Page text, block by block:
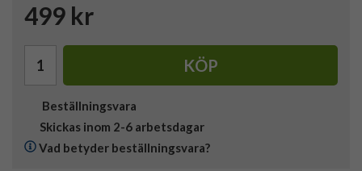
499 kr
KÖP
Beställningsvara
Skickas inom 2-6 arbetsdagar
Vad betyder beställningsvara?